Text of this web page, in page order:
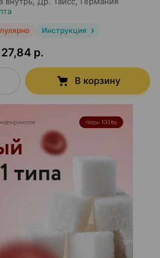
Инструкция
р.
В корзину